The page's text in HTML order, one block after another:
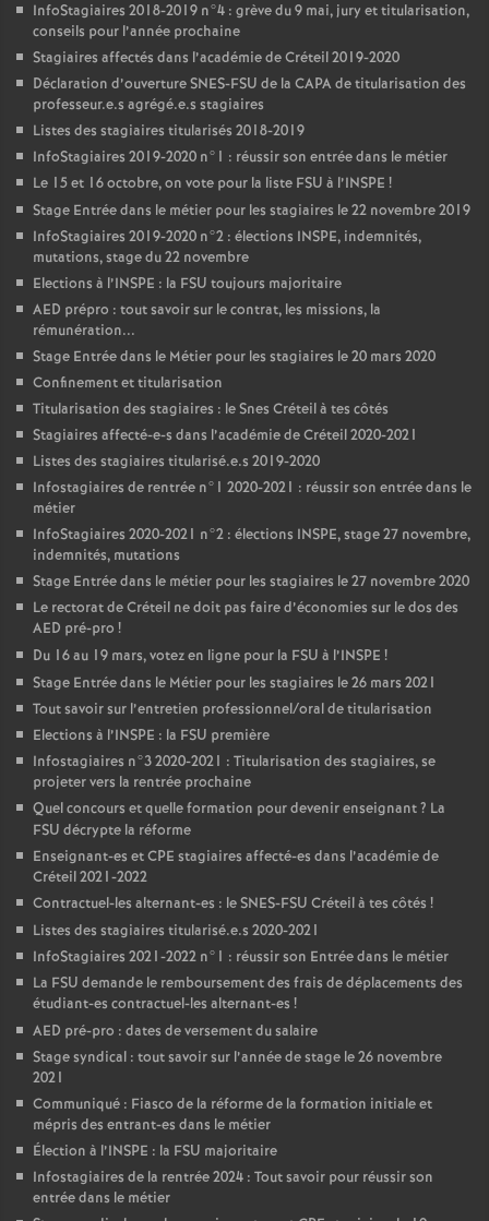
InfoStagiaires 2018-2019 n°4 : grève du 9 mai, jury et titularisation,
conseils pour l’année prochaine
Stagiaires affectés dans l’académie de Créteil 2019-2020
Déclaration d’ouvertureSNES-FSU de la CAPAde titularisation des
professeur.e.s agrégé.e.s stagiaires
Listes des stagiaires titularisés 2018-2019
InfoStagiaires 2019-2020 n°1 : réussir son entrée dans le métier
Le 15 et 16 octobre, on vote pour la liste FSU à l’INSPE !
Stage Entrée dans le métier pour les stagiaires le 22 novembre 2019
InfoStagiaires 2019-2020 n°2 : élections INSPE, indemnités,
mutations, stage du 22 novembre
Elections à l’INSPE : la FSU toujours majoritaire
AED prépro : tout savoir sur le contrat, les missions, la
rémunération...
Stage Entrée dans le Métier pour les stagiaires le 20 mars 2020
Confinement et titularisation
Titularisation des stagiaires : le Snes Créteil à tes côtés
Stagiaires affecté-e-s dans l’académie de Créteil 2020-2021
Listes des stagiaires titularisé.e.s 2019-2020
Infostagiaires de rentrée n°1 2020-2021 : réussir son entrée dans le
métier
InfoStagiaires 2020-2021 n°2 : élections INSPE, stage 27 novembre,
indemnités, mutations
Stage Entrée dans le métier pour les stagiaires le 27 novembre 2020
Le rectorat de Créteil ne doit pas faire d’économies sur le dos des
AED pré-pro !
Du 16 au 19 mars, votez en ligne pour la FSU à l’INSPE !
Stage Entrée dans le Métier pour les stagiaires le 26 mars 2021
Tout savoir sur l’entretien professionnel/oral de titularisation
Elections à l’INSPE : la FSU première
Infostagiaires n°3 2020-2021 : Titularisation des stagiaires, se
projeter vers la rentrée prochaine
Quel concours et quelle formation pour devenir enseignant? La
FSU décrypte la réforme
Enseignant-es etCPE stagiaires affecté-es dans l’académie de
Créteil 2021-2022
Contractuel-les alternant-es : leSNES-FSU Créteil à tes côtés !
Listes des stagiaires titularisé.e.s 2020-2021
InfoStagiaires 2021-2022 n°1 : réussir son Entrée dans le métier
La FSU demande le remboursement des frais de déplacements des
étudiant-es contractuel-les alternant-es !
AED pré-pro : dates de versement du salaire
Stage syndical : tout savoir sur l’année de stage le 26 novembre
2021
Communiqué : Fiasco de la réforme de la formation initiale et
mépris des entrant-es dans le métier
Élection à l’INSPE : la FSU majoritaire
Infostagiaires de la rentrée 2024 : Tout savoir pour réussir son
entrée dans le métier